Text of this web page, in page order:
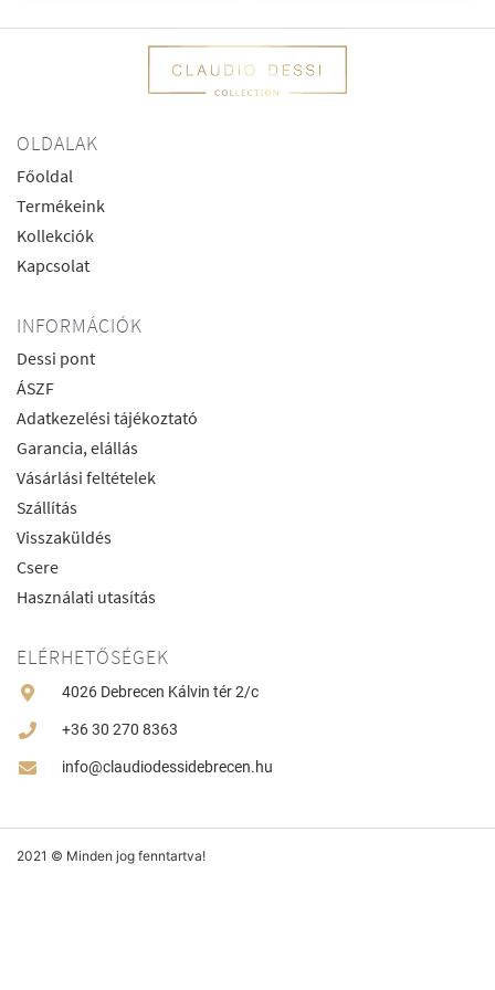
OLDALAK
Főoldal
Termékeink
Kollekciók
Kapcsolat
INFORMÁCIÓK
Dessi pont
ÁSZF
Adatkezelési tájékoztató
Garancia, elállás
Vásárlási feltételek
Szállítás
Visszaküldés
Csere
Használati utasítás
ELÉRHETŐSÉGEK
4026 Debrecen Kálvin tér 2/c
+36 30 270 8363
info@claudiodessidebrecen.hu
2021 © Minden jog fenntartva!